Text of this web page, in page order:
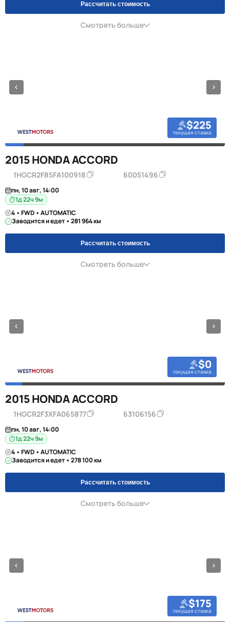
Рассчитать стоимость
Смотреть больше
$225
текущая ставка
2015 HONDA ACCORD
1HGCR2F85FA100918 60051496
пн, 10 авг, 14:00
1д 22ч 9м
4 • FWD • AUTOMATIC
Заводится и едет • 281 964 км
Рассчитать стоимость
Смотреть больше
$0
текущая ставка
2015 HONDA ACCORD
1HGCR2F3XFA065877 63106156
пн, 10 авг, 14:00
1д 22ч 9м
4 • FWD • AUTOMATIC
Заводится и едет • 278 100 км
Рассчитать стоимость
Смотреть больше
$175
текущая ставка